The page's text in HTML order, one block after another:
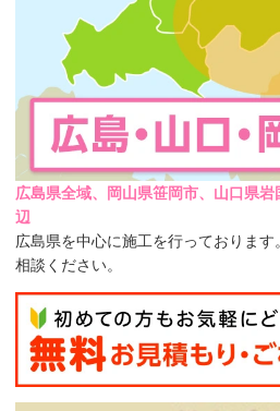
広島県全域、岡山県笹岡市、山口県
辺
広島県を中心に施工を行っておりま
相談ください。